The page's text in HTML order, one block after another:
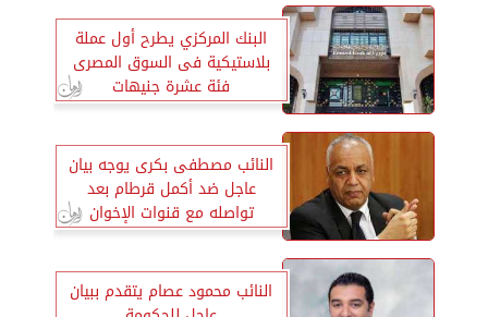
البنك المركزي يطرح أول عملة
بلاستيكية فى السوق المصرى
فئة عشرة جنيهات
النائب مصطفى بكرى يوجه بيان
عاجل ضد أكمل قرطام بعد
تواصله مع قنوات الإخوان
النائب محمود عصام يتقدم ببيان